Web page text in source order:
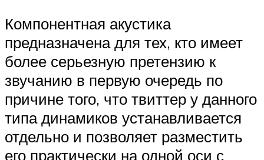
Компонентная акустика
предназначена для тех, кто имеет
более серьезную претензию к
звучанию в первую очередь по
причине того, что твиттер у данного
типа динамиков устанавливается
отдельно и позволяет разместить
его практически на одной оси с